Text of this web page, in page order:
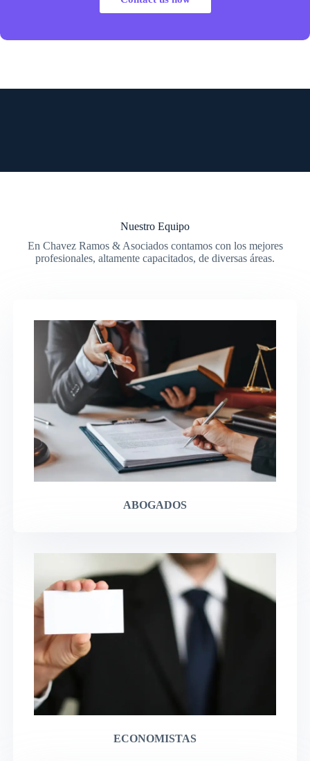
Nuestro Equipo
En Chavez Ramos & Asociados contamos con los mejores
profesionales, altamente capacitados, de diversas áreas.
ABOGADOS
ECONOMISTAS